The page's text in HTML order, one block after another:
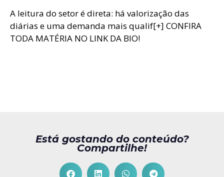
A leitura do setor é direta: há valorização das
diárias e uma demanda mais qualif[+] CONFIRA
TODA MATÉRIA NO LINK DA BIO!
Está gostando do conteúdo?
Compartilhe!